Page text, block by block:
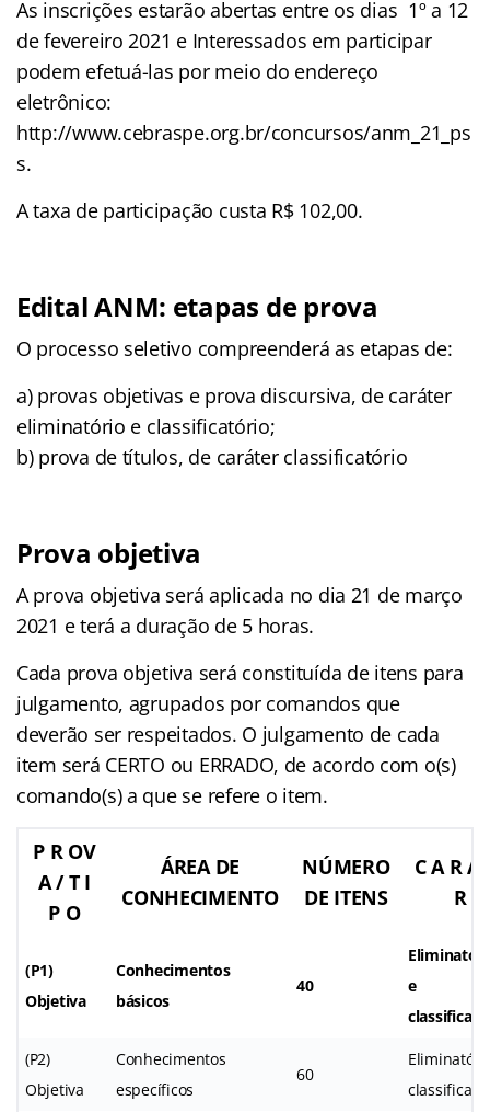
As inscrições estarão abertas entre os dias 1º a 12
de fevereiro 2021 e Interessados em participar
podem efetuá-las por meio do endereço
eletrônico:
http://www.cebraspe.org.br/concursos/anm_21_ps
s.
A taxa de participação custa R$ 102,00.
Edital ANM: etapas de prova
O processo seletivo compreenderá as etapas de:
a) provas objetivas e prova discursiva, de caráter
eliminatório e classificatório;
b) prova de títulos, de caráter classificatório
Prova objetiva
A prova objetiva será aplicada no dia 21 de março
2021 e terá a duração de 5 horas.
Cada prova objetiva será constituída de itens para
julgamento, agrupados por comandos que
deverão ser respeitados. O julgamento de cada
item será CERTO ou ERRADO, de acordo com o(s)
comando(s) a que se refere o item.
P R OV
A / T I
P O
ÁREA DE
CONHECIMENTO
NÚMERO
DE ITENS
C A R
R
(P1)
Objetiva
Conhecimentos
básicos
40
e
(P2)
Objetiva
Conhecimentos
específicos
60